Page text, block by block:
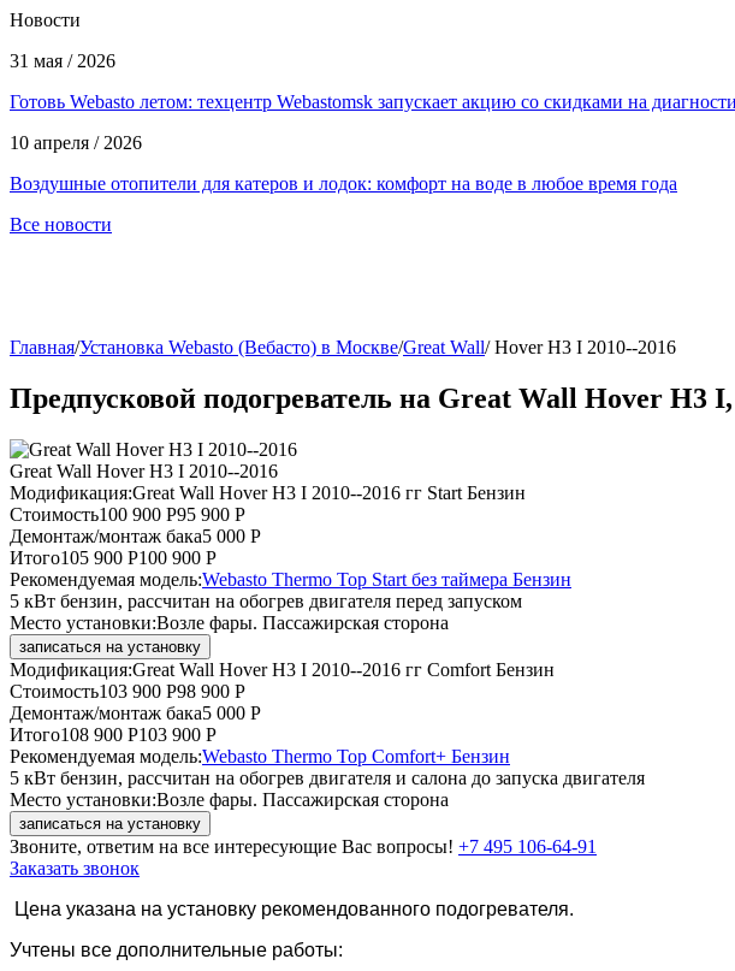
Новости
31 мая / 2026
Готовь Webasto летом: техцентр Webastomsk запускает акцию со скидками на
10 апреля / 2026
Воздушные отопители для катеров и лодок: комфорт на воде в любое время года
Все новости
Главная/Установка Webasto (Вебасто) в Москве/Great Wall/ Hover H3 I 2010--2016
Предпусковой подогреватель на Great Wall Hover H3
Great Wall Hover H3 I 2010--2016
Модификация:Great Wall Hover H3 I 2010--2016 гг Start Бензин
Стоимость100 900 Р95 900 Р
Демонтаж/монтаж бака5 000 Р
Итого105 900 Р100 900 Р
Рекомендуемая модель:Webasto Thermo Top Start без таймера Бензин
5 кВт бензин, рассчитан на обогрев двигателя перед запуском
Место установки:Возле фары. Пассажирская сторона
записаться на установку
Модификация:Great Wall Hover H3 I 2010--2016 гг Comfort Бензин
Стоимость103 900 Р98 900 Р
Демонтаж/монтаж бака5 000 Р
Итого108 900 Р103 900 Р
Рекомендуемая модель:Webasto Thermo Top Comfort+ Бензин
5 кВт бензин, рассчитан на обогрев двигателя и салона до запуска двигателя
Место установки:Возле фары. Пассажирская сторона
записаться на установку
Звоните, ответим на все интересующие Вас вопросы! +7 495 106-64-91
Заказать звонок
Цена указана на установку рекомендованного подогревателя.
Учтены все дополнительные работы: